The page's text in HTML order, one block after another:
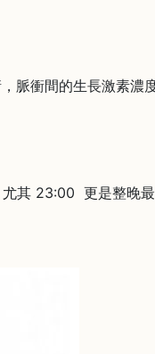
脈衝間的生長激素濃
其 23:00 更是整晚